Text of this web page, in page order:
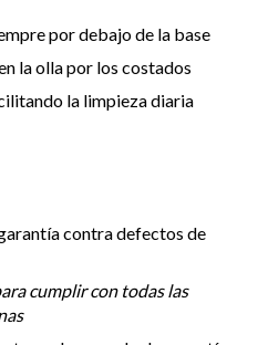
por debajo de la base
la olla por los costados
la limpieza diaria
contra defectos de
cumplir con todas las